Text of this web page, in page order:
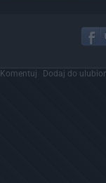
Komentuj Dodaj do